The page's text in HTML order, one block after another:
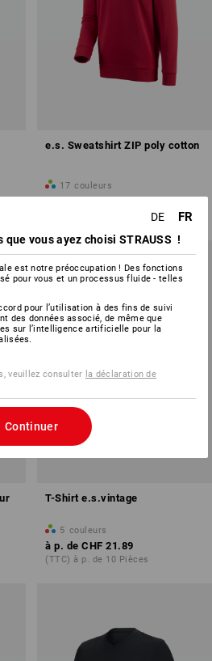
e.s. Sweatshirt ZIP poly cotton
17 couleurs
T-Shirt e.s.vintage
5 couleurs
à p. de CHF 21.89
(TTC) à p. de 10 Pièces
DE FR
que vous ayez choisi STRAUSS !
est notre préoccupation ! Des fonctions
pour vous et un processus fluide - telles
pour l’utilisation à des fins de suivi
des données associé, de même que
sur l’intelligence artificielle pour la
veuillez consulter la déclaration de
Continuer